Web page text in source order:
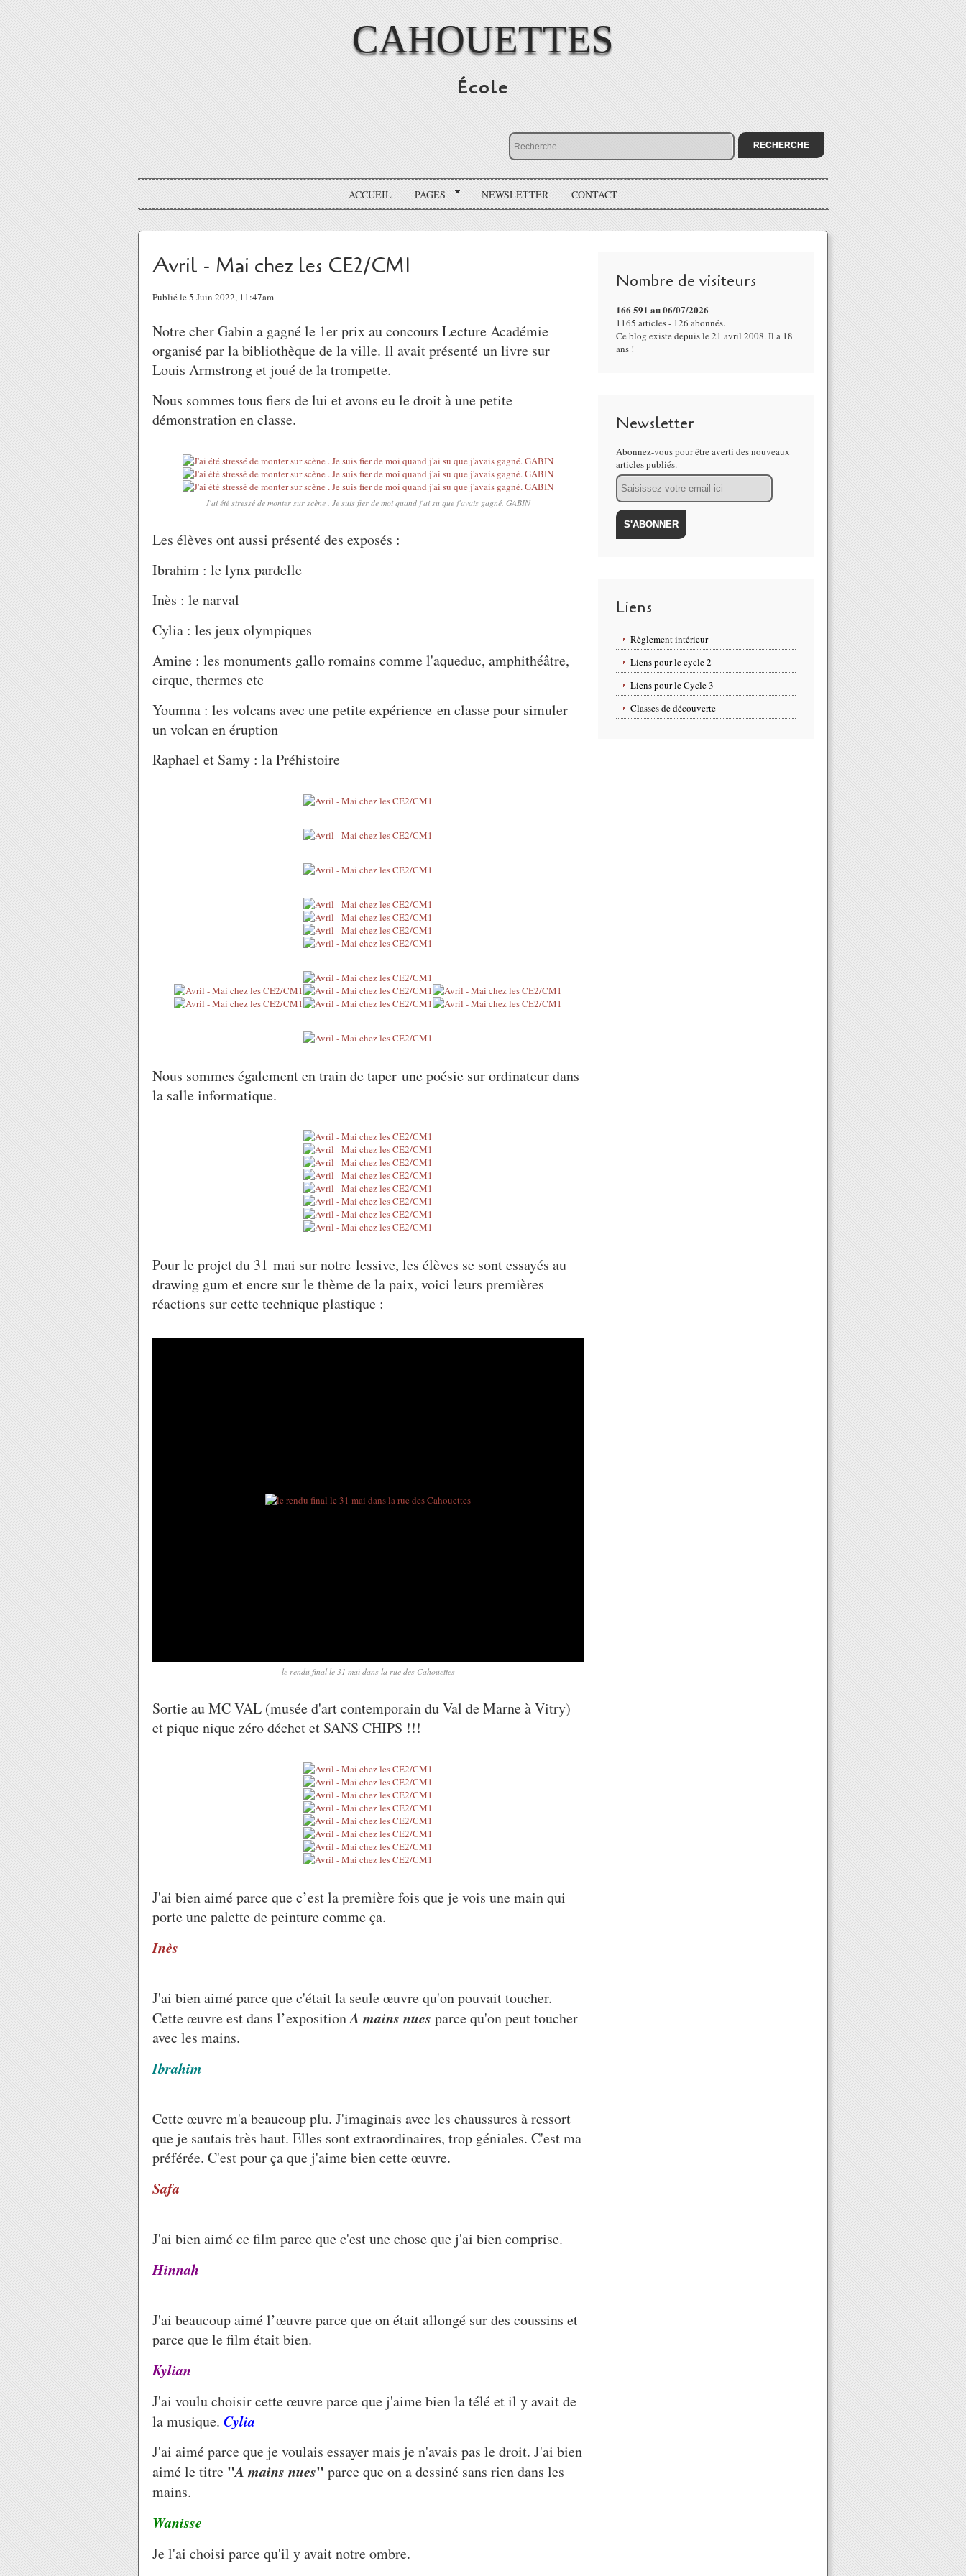
CAHOUETTES
École
ACCUEIL PAGES NEWSLETTER CONTACT
Avril - Mai chez les CE2/CM1
Publié le 5 Juin 2022, 11:47am
Notre cher Gabin a gagné le 1er prix au concours Lecture Académie
organisé par la bibliothèque de la ville. Il avait présenté un livre sur
Louis Armstrong et joué de la trompette.
Nous sommes tous fiers de lui et avons eu le droit à une petite
démonstration en classe.
J'ai été stressé de monter sur scène . Je suis fier de moi quand j'ai su que j'avais gagné. GABIN
Les élèves ont aussi présenté des exposés :
Ibrahim : le lynx pardelle
Inès : le narval
Cylia : les jeux olympiques
Amine : les monuments gallo romains comme l'aqueduc, amphithéâtre,
cirque, thermes etc
Youmna : les volcans avec une petite expérience en classe pour simuler
un volcan en éruption
Raphael et Samy : la Préhistoire
Nous sommes également en train de taper une poésie sur ordinateur dans
la salle informatique.
Pour le projet du 31 mai sur notre lessive, les élèves se sont essayés au
drawing gum et encre sur le thème de la paix, voici leurs premières
réactions sur cette technique plastique :
le rendu final le 31 mai dans la rue des Cahouettes
Sortie au MC VAL (musée d'art contemporain du Val de Marne à Vitry)
et pique nique zéro déchet et SANS CHIPS !!!
J'ai bien aimé parce que c’est la première fois que je vois une main qui
porte une palette de peinture comme ça.
Inès
J'ai bien aimé parce que c'était la seule œuvre qu'on pouvait toucher.
Cette œuvre est dans l’expositionA mains nues parce qu'on peut toucher
avec les mains.
Ibrahim
Cette œuvre m'a beaucoup plu. J'imaginais avec les chaussures à ressort
que je sautais très haut. Elles sont extraordinaires, trop géniales. C'est ma
préférée. C'est pour ça que j'aime bien cette œuvre.
Safa
J'ai bien aimé ce film parce que c'est une chose que j'ai bien comprise.
Hinnah
J'ai beaucoup aimé l’œuvre parce que on était allongé sur des coussins et
parce que le film était bien.
Kylian
J'ai voulu choisir cette œuvre parce que j'aime bien la télé et il y avait de
la musique. Cylia
J'ai aimé parce que je voulais essayer mais je n'avais pas le droit. J'ai bien
aimé le titre "A mains nues" parce que on a dessiné sans rien dans les
mains.
Wanisse
Je l'ai choisi parce qu'il y avait notre ombre.
Nombre de visiteurs
166 591 au 06/07/2026
1165 articles - 126 abonnés.
Ce blog existe depuis le 21 avril 2008. Il a 18
ans !
Newsletter
Abonnez-vous pour être averti des nouveaux
articles publiés.
Email
Liens
Règlement intérieur
Liens pour le cycle 2
Liens pour le Cycle 3
Classes de découverte